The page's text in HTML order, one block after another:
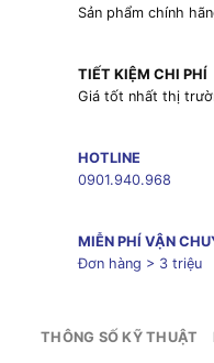
Sản phẩm chính
TIẾT KIỆM CHI PHÍ
Giá tốt nhất thị
HOTLINE
0901.940.968
MIỄN PHÍ VẬN
Đơn hàng > 3 triệu
THÔNG SỐ KỸ THUẬT